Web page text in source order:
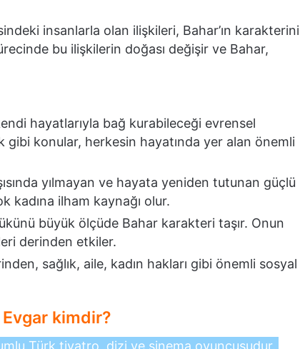
insanlarla olan ilişkileri, Bahar’ın karakterini
bu ilişkilerin doğası değişir ve Bahar,
hayatlarıyla bağ kurabileceği evrensel
gibi konular, herkesin hayatında yer alan önemli
yılmayan ve hayata yeniden tutunan güçlü
kadına ilham kaynağı olur.
büyük ölçüde Bahar karakteri taşır. Onun
derinden etkiler.
sağlık, aile, kadın hakları gibi önemli sosyal
kimdir?